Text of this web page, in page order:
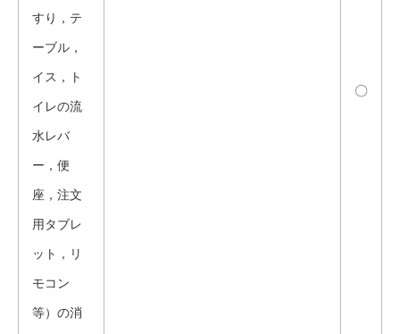
すり，テ
ーブル，
イス，ト
イレの流
水レバ
ー，便
座，注文
用タブレ
ット，リ
モコン
等）の消
〇